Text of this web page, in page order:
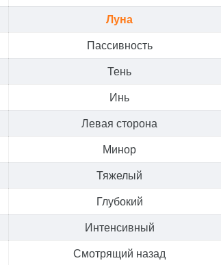
Луна
Пассивность
Тень
Инь
Левая сторона
Минор
Тяжелый
Глубокий
Интенсивный
Смотрящий назад